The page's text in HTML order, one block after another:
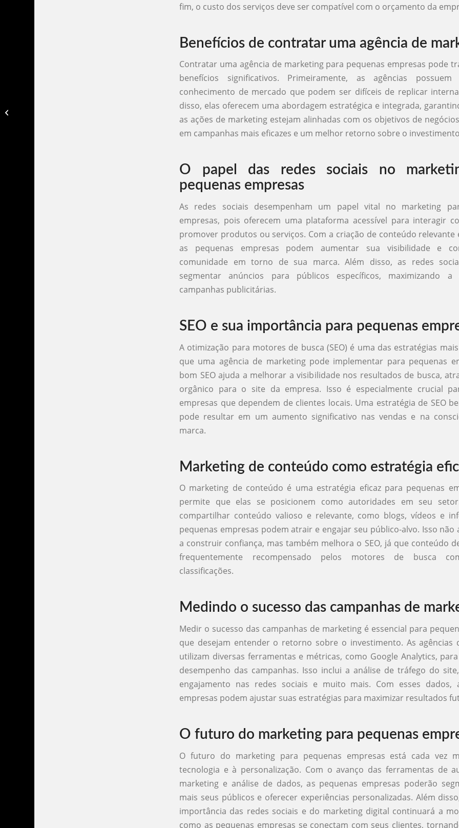
fim, o custo dos serviços deve ser compatível com o orçamento da
Benefícios de contratar uma agência de
Contratar uma agência de marketing para pequenas empresas pode
benefícios significativos. Primeiramente, as agências
conhecimento de mercado que podem ser difíceis de replicar
disso, elas oferecem uma abordagem estratégica e integrada,
as ações de marketing estejam alinhadas com os objetivos de
em campanhas mais eficazes e um melhor retorno sobre o investimento
O papel das redes sociais no
pequenas empresas
As redes sociais desempenham um papel vital no marketing
empresas, pois oferecem uma plataforma acessível para interagir
promover produtos ou serviços. Com a criação de conteúdo relevante
as pequenas empresas podem aumentar sua visibilidade e
comunidade em torno de sua marca. Além disso, as redes
segmentar anúncios para públicos específicos, maximizando a
campanhas publicitárias.
SEO e sua importância para pequenas
A otimização para motores de busca (SEO) é uma das estratégias
que uma agência de marketing pode implementar para pequenas
bom SEO ajuda a melhorar a visibilidade nos resultados de busca,
orgânico para o site da empresa. Isso é especialmente crucial
empresas que dependem de clientes locais. Uma estratégia de SEO
pode resultar em um aumento significativo nas vendas e na
marca.
Marketing de conteúdo como estratégia
O marketing de conteúdo é uma estratégia eficaz para pequenas
permite que elas se posicionem como autoridades em seu
compartilhar conteúdo valioso e relevante, como blogs, vídeos e
pequenas empresas podem atrair e engajar seu público-alvo. Isso não
a construir confiança, mas também melhora o SEO, já que conteúdo
frequentemente recompensado pelos motores de busca
classificações.
Medindo o sucesso das campanhas de
Medir o sucesso das campanhas de marketing é essencial para
que desejam entender o retorno sobre o investimento. As agências
utilizam diversas ferramentas e métricas, como Google Analytics,
desempenho das campanhas. Isso inclui a análise de tráfego do
engajamento nas redes sociais e muito mais. Com esses dados,
empresas podem ajustar suas estratégias para maximizar resultados
O futuro do marketing para pequenas
O futuro do marketing para pequenas empresas está cada vez
tecnologia e à personalização. Com o avanço das ferramentas de
marketing e análise de dados, as pequenas empresas poderão
mais seus públicos e oferecer experiências personalizadas. Além
importância das redes sociais e do marketing digital continuará a
como as pequenas empresas se conectam com seus clientes,